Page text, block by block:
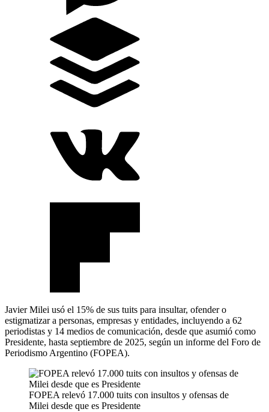
Javier Milei usó el 15% de sus tuits para insultar, ofender o
estigmatizar a personas, empresas y entidades, incluyendo a 62
periodistas y 14 medios de comunicación, desde que asumió como
Presidente, hasta septiembre de 2025, según un informe del Foro de
Periodismo Argentino (FOPEA).
FOPEA relevó 17.000 tuits con insultos y ofensas de
Milei desde que es Presidente